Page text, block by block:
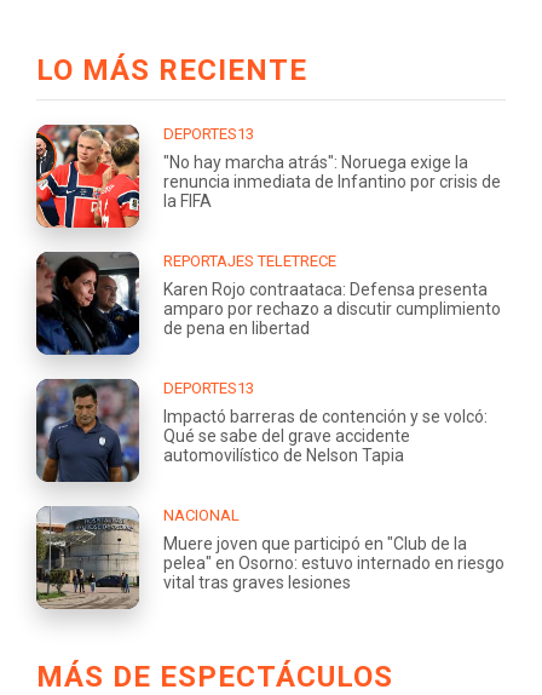
LO MÁS RECIENTE
DEPORTES13
"No hay marcha atrás": Noruega exige la
renuncia inmediata de Infantino por crisis de
la FIFA
REPORTAJES TELETRECE
Karen Rojo contraataca: Defensa presenta
amparo por rechazo a discutir cumplimiento
de pena en libertad
DEPORTES13
Impactó barreras de contención y se volcó:
Qué se sabe del grave accidente
automovilístico de Nelson Tapia
NACIONAL
Muere joven que participó en "Club de la
pelea" en Osorno: estuvo internado en riesgo
vital tras graves lesiones
MÁS DE ESPECTÁCULOS